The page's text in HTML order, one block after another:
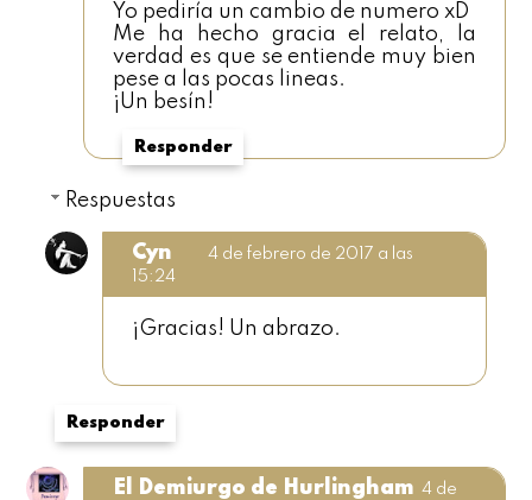
Yo pediría un cambio de numero xD
Me ha hecho gracia el relato, la
verdad es que se entiende muy bien
pese a las pocas lineas.
¡Un besín!
Responder
Respuestas
Cyn
4 de febrero de 2017 a las
15:24
¡Gracias! Un abrazo.
Responder
El Demiurgo de Hurlingham 4 de